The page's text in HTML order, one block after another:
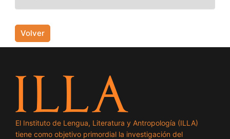
Volver
El Instituto de Lengua, Literatura y Antropología (ILLA)
tiene como objetivo primordial la investigación del